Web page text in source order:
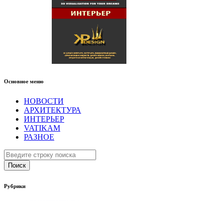
Основное меню
НОВОСТИ
АРХИТЕКТУРА
ИНТЕРЬЕР
VATIKAM
РАЗНОЕ
Поиск
Рубрики